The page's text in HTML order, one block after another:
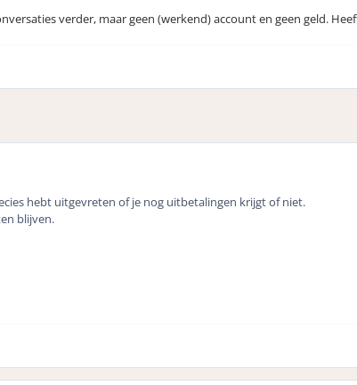
verder, maar geen (werkend) account en geen geld.
hebt uitgevreten of je nog uitbetalingen krijgt of niet.
blijven.